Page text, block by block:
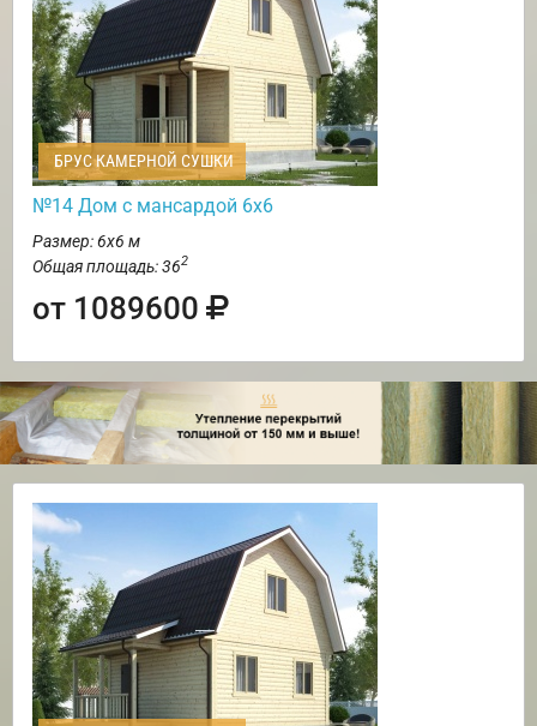
БРУС КАМЕРНОЙ СУШКИ
№14 Дом с мансардой 6х6
Размер: 6х6 м
Общая площадь: 362
от 1089600